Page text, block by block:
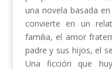
una novela basada
convierte en un
familia, el amor
padre y sus hijos, el
Una ficción que